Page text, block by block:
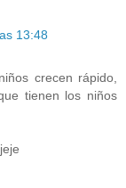
13:48
crecen rápido,
tienen los niños